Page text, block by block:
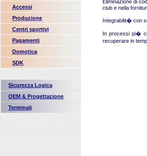
Accessi
Produzione
Centri sportivi
Pagamenti
Domotica
SDK
Sicurezza Logica
OEM & Progettazione
Terminali
Eliminazione di
club e nella
Integrabilit� con
In processi pi�
recuperare in